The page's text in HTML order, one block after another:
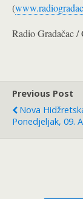
(
Radio Gradačac /
Previous Post
Nova
Ponedjeljak, 09.